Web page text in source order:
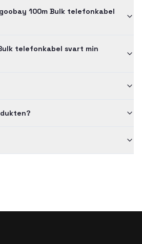
100m Bulk telefonkabel
telefonkabel svart min